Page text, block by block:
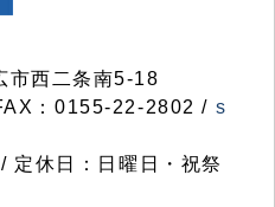
西二条南5-18
：0155-22-2802 / s
休日：日曜日・祝祭